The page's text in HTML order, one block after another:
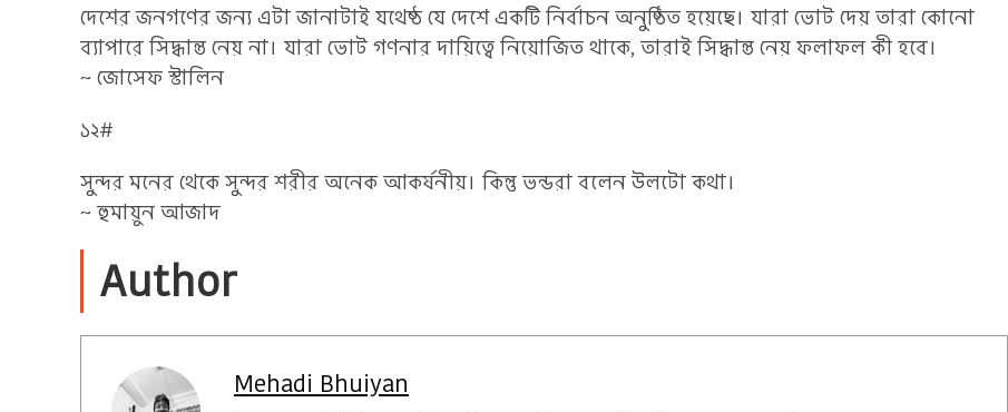
দেশের জনগণের জন্য এটা জানাটাই যথেষ্ঠ যে দেশে একটি নির্বাচন অনুষ্ঠিত হয়েছে। যারা ভোট দেয় তারা কোনো
ব্যাপারে সিদ্ধান্ত নেয় না। যারা ভোট গণনার দায়িত্বে নিয়োজিত থাকে, তারাই সিদ্ধান্ত নেয় ফলাফল কী হবে।
~ জোসেফ স্টালিন
১২#
সুন্দর মনের থেকে সুন্দর শরীর অনেক আকর্ষনীয়। কিন্তু ভন্ডরা বলেন উলটো কথা।
~ হুমায়ুন আজাদ
Author
Mehadi Bhuiyan